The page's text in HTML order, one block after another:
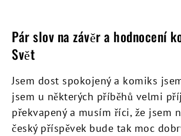
Pár slov na závěr a hodnocení
Svět
Jsem dost spokojený a komiks
jsem u některých příběhů velmi
překvapený a musím říci, že jsem
český příspěvek bude tak moc